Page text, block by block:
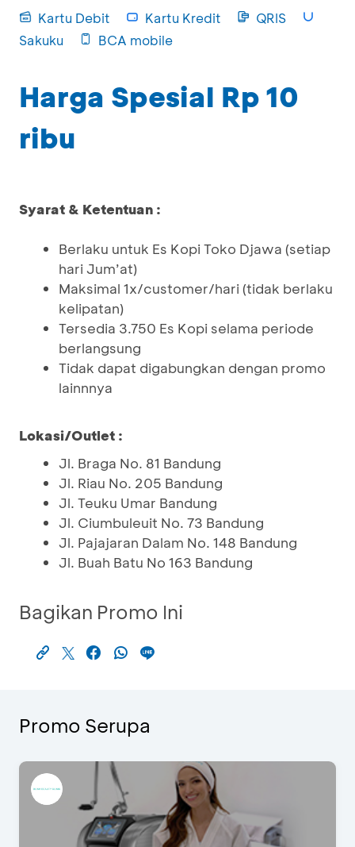
Kartu Debit Kartu Kredit
QRIS
Sakuku
BCA mobile
Harga Spesial Rp 10
ribu
Syarat & Ketentuan :
Berlaku untuk Es Kopi Toko Djawa (setiap
hari Jum’at)
Maksimal 1x/customer/hari (tidak berlaku
kelipatan)
Tersedia 3.750 Es Kopi selama periode
berlangsung
Tidak dapat digabungkan dengan promo
lainnnya
Lokasi/Outlet :
Jl. Braga No. 81 Bandung
Jl. Riau No. 205 Bandung
Jl. Teuku Umar Bandung
Jl. Ciumbuleuit No. 73 Bandung
Jl. Pajajaran Dalam No. 148 Bandung
Jl. Buah Batu No 163 Bandung
Bagikan Promo Ini
Promo Serupa